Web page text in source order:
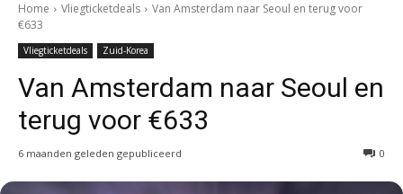
Home Vliegticketdeals
Van Amsterdam naar Seoul en terug voor
€633
Vliegticketdeals Zuid-Korea
Van Amsterdam naar Seoul en
terug voor €633
6 maanden geleden gepubliceerd 0